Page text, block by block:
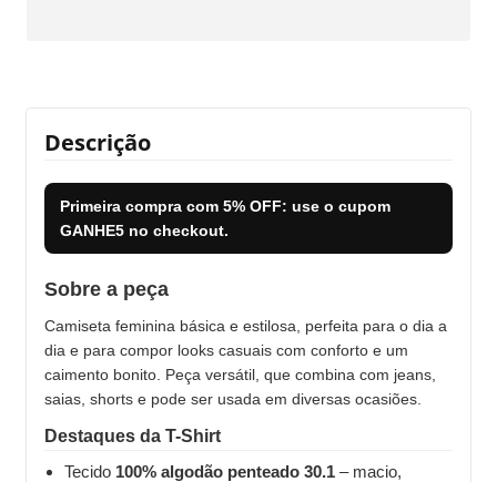
Descrição
Primeira compra com 5% OFF: use o cupom
GANHE5 no checkout.
Sobre a peça
Camiseta feminina básica e estilosa, perfeita para o dia a
dia e para compor looks casuais com conforto e um
caimento bonito. Peça versátil, que combina com jeans,
saias, shorts e pode ser usada em diversas ocasiões.
Destaques da T-Shirt
Tecido 100% algodão penteado 30.1 – macio,